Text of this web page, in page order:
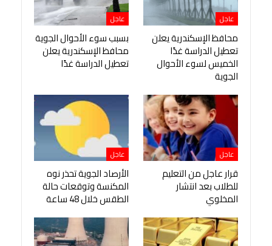
عاجل
محافظ الإسكندرية يعلن
تعطيل الدراسة غدًا
الخميس لسوء الأحوال
الجوية
عاجل
بسبب سوء الأحوال الجوية
محافظ الإسكندرية يعلن
تعطيل الدراسة غدًا
عاجل
قرار عاجل من التعليم
للطلاب بعد انتشار
المخلوي
عاجل
الأرصاد الجوية تحذر نوه
المكنسة وتوقعات حالة
الطقس خلال 48 ساعة